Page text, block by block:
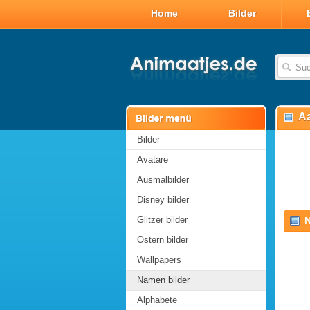
Home Bilder
Bilder
Avatare
Ausmalbilder
Disney bilder
Glitzer bilder
Ostern bilder
Wallpapers
Namen bilder
Alphabete